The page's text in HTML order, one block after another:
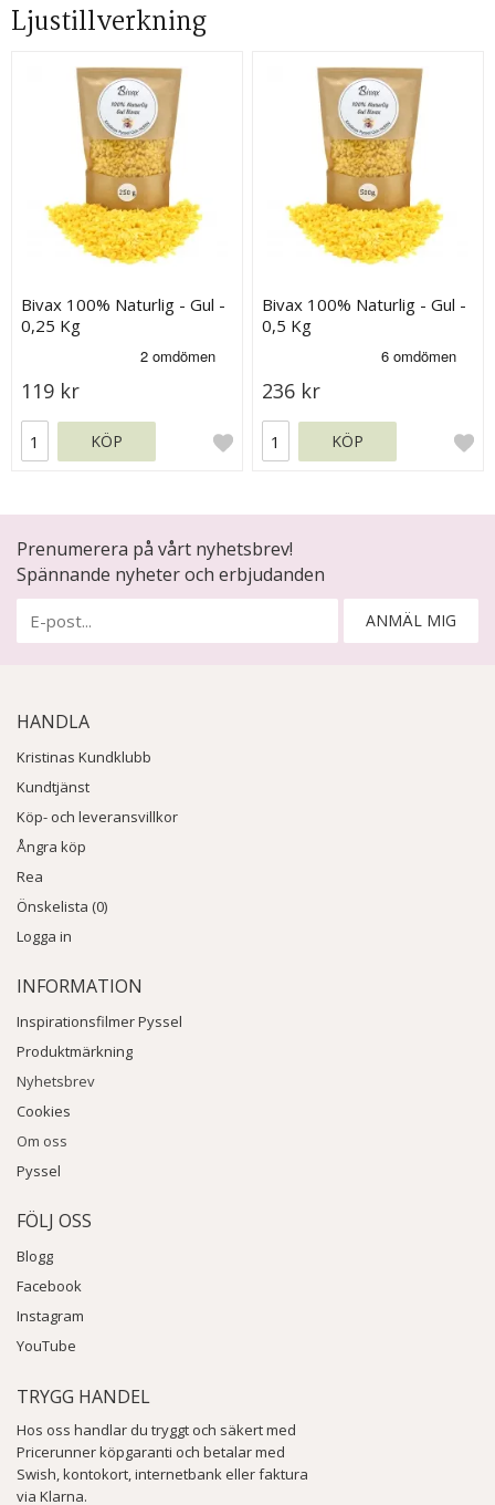
Ljustillverkning
Bivax 100% Naturlig - Gul -
0,25 Kg
119 kr
KÖP
Bivax 100% Naturlig - Gul -
0,5 Kg
236 kr
KÖP
Prenumerera på vårt nyhetsbrev!
Spännande nyheter och erbjudanden
ANMÄL MIG
HANDLA
Kristinas Kundklubb
Kundtjänst
Köp- och leveransvillkor
Ångra köp
Rea
Önskelista (0)
Logga in
INFORMATION
Inspirationsfilmer Pyssel
Produktmärkning
Nyhetsbrev
Cookies
Om oss
Pyssel
FÖLJ OSS
Blogg
Facebook
Instagram
YouTube
TRYGG HANDEL
Hos oss handlar du tryggt och säkert med
Pricerunner köpgaranti och betalar med
Swish, kontokort, internetbank eller faktura
via Klarna.